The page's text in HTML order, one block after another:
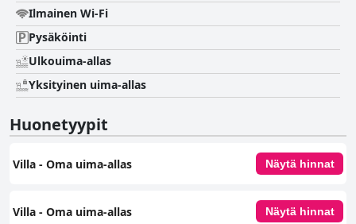
Ilmainen Wi-Fi
Pysäköinti
Ulkouima-allas
Yksityinen uima-allas
Huonetyypit
Villa - Oma uima-allas Näytä hinnat
Villa - Oma uima-allas Näytä hinnat